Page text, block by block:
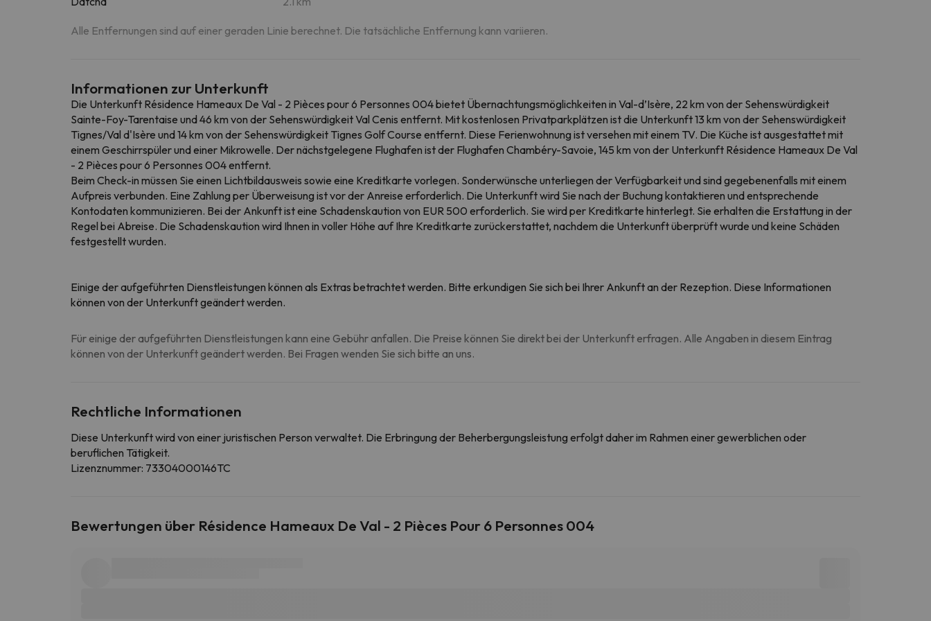
Alle Entfernungen sind auf einer geraden Linie berechnet. Die tatsächliche Entfernung kann variieren.
Informationen zur Unterkunft
Die Unterkunft Résidence Hameaux De Val - 2 Pièces pour 6 Personnes 004 bietet Übernachtungsmöglichkeiten in Val-d’Isère, 22 km von der Sehenswürdigkeit
Sainte-Foy-Tarentaise und 46 km von der Sehenswürdigkeit Val Cenis entfernt. Mit kostenlosen Privatparkplätzen ist die Unterkunft 13 km von der Sehenswürdigkeit
Tignes/Val d'Isère und 14 km von der Sehenswürdigkeit Tignes Golf Course entfernt. Diese Ferienwohnung ist versehen mit einem TV. Die Küche ist ausgestattet mit
einem Geschirrspüler und einer Mikrowelle. Der nächstgelegene Flughafen ist der Flughafen Chambéry-Savoie, 145 km von der Unterkunft Résidence Hameaux De Val
- 2 Pièces pour 6 Personnes 004 entfernt.
Beim Check-in müssen Sie einen Lichtbildausweis sowie eine Kreditkarte vorlegen. Sonderwünsche unterliegen der Verfügbarkeit und sind gegebenenfalls mit einem
Aufpreis verbunden. Eine Zahlung per Überweisung ist vor der Anreise erforderlich. Die Unterkunft wird Sie nach der Buchung kontaktieren und entsprechende
Kontodaten kommunizieren. Bei der Ankunft ist eine Schadenskaution von EUR 500 erforderlich. Sie wird per Kreditkarte hinterlegt. Sie erhalten die Erstattung in der
Regel bei Abreise. Die Schadenskaution wird Ihnen in voller Höhe auf Ihre Kreditkarte zurückerstattet, nachdem die Unterkunft überprüft wurde und keine Schäden
festgestellt wurden.
Einige der aufgeführten Dienstleistungen können als Extras betrachtet werden. Bitte erkundigen Sie sich bei Ihrer Ankunft an der Rezeption. Diese Informationen
können von der Unterkunft geändert werden.
Für einige der aufgeführten Dienstleistungen kann eine Gebühr anfallen. Die Preise können Sie direkt bei der Unterkunft erfragen. Alle Angaben in diesem Eintrag
können von der Unterkunft geändert werden. Bei Fragen wenden Sie sich bitte an uns.
Rechtliche Informationen
Diese Unterkunft wird von einer juristischen Person verwaltet. Die Erbringung der Beherbergungsleistung erfolgt daher im Rahmen einer gewerblichen oder
beruflichen Tätigkeit.
Lizenznummer: 73304000146TC
Bewertungen über Résidence Hameaux De Val - 2 Pièces Pour 6 Personnes 004